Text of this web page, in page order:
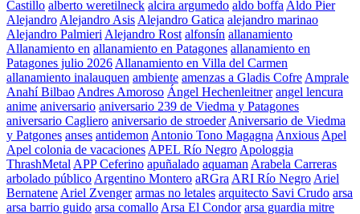
Castillo alberto weretilneck alcira argumedo aldo boffa Aldo Pier
Alejandro Alejandro Asis Alejandro Gatica alejandro marinao
Alejandro Palmieri Alejandro Rost alfonsín allanamiento
Allanamiento en allanamiento en Patagones allanamiento en
Patagones julio 2026 Allanamiento en Villa del Carmen
allanamiento inalauquen ambiente amenzas a Gladis Cofre Amprale
Anahí Bilbao Andres Amoroso Ángel Hechenleitner angel lencura
anime aniversario aniversario 239 de Viedma y Patagones
aniversario Cagliero aniversario de stroeder Aniversario de Viedma
y Patgones anses antidemon Antonio Tono Magagna Anxious Apel
Apel colonia de vacaciones APEL Río Negro Apologgia
ThrashMetal APP Ceferino apuñalado aquaman Arabela Carreras
arbolado público Argentino Montero aRGra ARI Río Negro Ariel
Bernatene Ariel Zvenger armas no letales arquitecto Savi Crudo arsa
arsa barrio guido arsa comallo Arsa El Condor arsa guardia mitre